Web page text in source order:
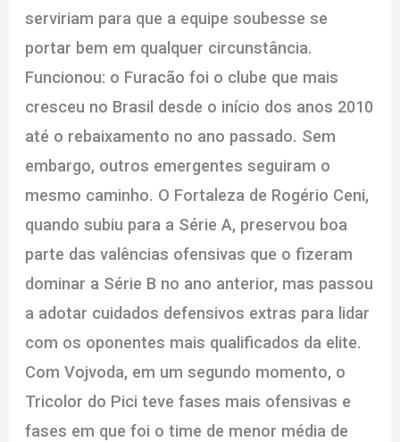
serviriam para que a equipe soubesse se
portar bem em qualquer circunstância.
Funcionou: o Furacão foi o clube que mais
cresceu no Brasil desde o início dos anos 2010
até o rebaixamento no ano passado. Sem
embargo, outros emergentes seguiram o
mesmo caminho. O Fortaleza de Rogério Ceni,
quando subiu para a Série A, preservou boa
parte das valências ofensivas que o fizeram
dominar a Série B no ano anterior, mas passou
a adotar cuidados defensivos extras para lidar
com os oponentes mais qualificados da elite.
Com Vojvoda, em um segundo momento, o
Tricolor do Pici teve fases mais ofensivas e
fases em que foi o time de menor média de